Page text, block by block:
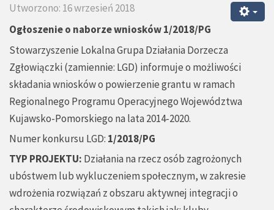
Utworzono: 16 wrzesień 2018
Ogłoszenie o naborze wniosków 1/2018/PG
Stowarzyszenie Lokalna Grupa Działania Dorzecza
Zgłowiączki (zamiennie: LGD) informuje o możliwości
składania wniosków o powierzenie grantu w ramach
Regionalnego Programu Operacyjnego Województwa
Kujawsko-Pomorskiego na lata 2014-2020.
Numer konkursu LGD: 1/2018/PG
TYP PROJEKTU: Działania na rzecz osób zagrożonych
ubóstwem lub wykluczeniem społecznym, w zakresie
wdrożenia rozwiązań z obszaru aktywnej integracji o